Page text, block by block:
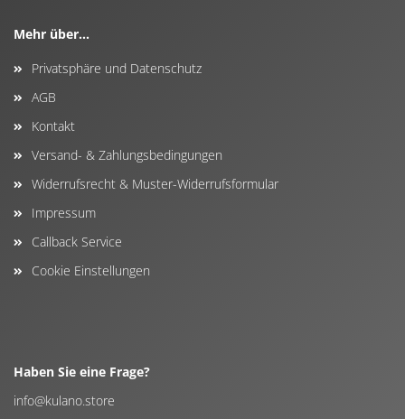
Mehr über...
Privatsphäre und Datenschutz
AGB
Kontakt
Versand- & Zahlungsbedingungen
Widerrufsrecht & Muster-Widerrufsformular
Impressum
Callback Service
Cookie Einstellungen
Haben Sie eine Frage?
info@kulano.store